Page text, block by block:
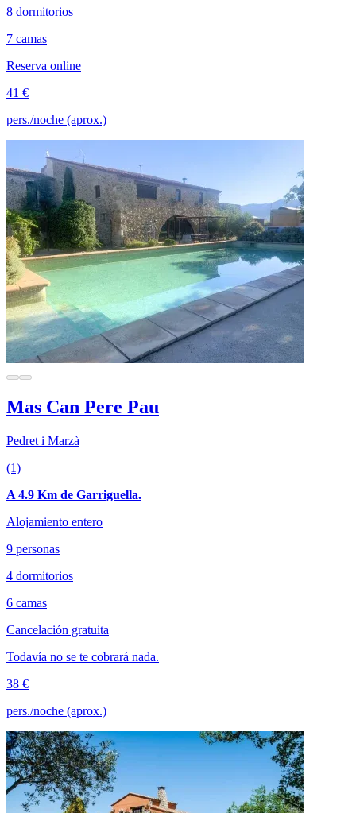
8 dormitorios
7 camas
Reserva online
41 €
pers./noche (aprox.)
Mas Can Pere Pau
Pedret i Marzà
(1)
A 4.9 Km de Garriguella.
Alojamiento entero
9 personas
4 dormitorios
6 camas
Cancelación gratuita
Todavía no se te cobrará nada.
38 €
pers./noche (aprox.)